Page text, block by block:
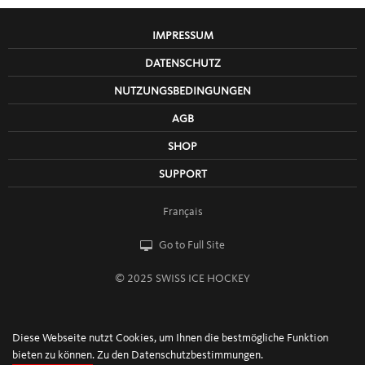
Diese Webseite nutzt Cookies, um Ihnen die bestmögliche Funktion
bieten zu können. Zu den Datenschutzbestimmungen.
IMPRESSUM
DATENSCHUTZ
NUTZUNGSBEDINGUNGEN
AGB
SHOP
SUPPORT
Français
Go to Full Site
© 2025 SWISS ICE HOCKEY